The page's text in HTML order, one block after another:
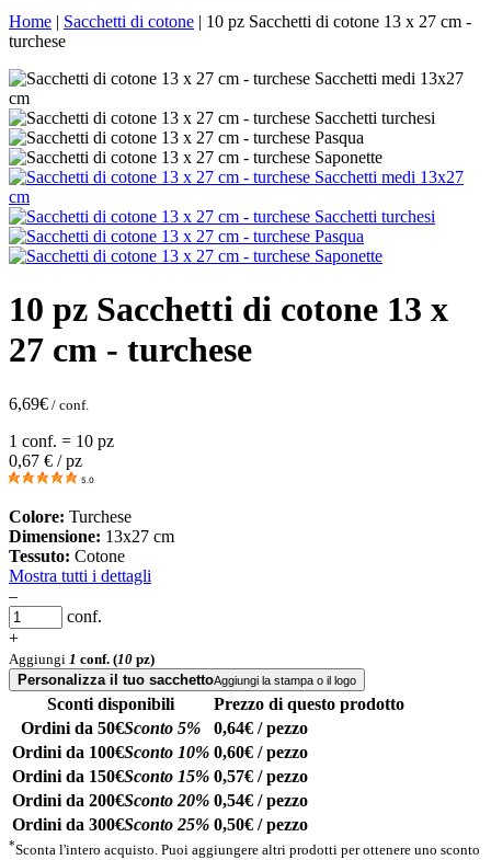
Home | Sacchetti di cotone | 10 pz Sacchetti di cotone 13 x 27 cm -
turchese
10 pz Sacchetti di cotone 13 x
27 cm - turchese
6,69€ / conf.
1 conf. = 10 pz
0,67 € / pz
5.0
Colore: Turchese
Dimensione: 13x27 cm
Tessuto: Cotone
Mostra tutti i dettagli
–
conf.
+
Aggiungi 1 conf. (10 pz)
Personalizza il tuo sacchettoAggiungi la stampa o il logo
Sconti disponibili
Prezzo di questo prodotto
Ordini da 50€Sconto 5%
0,64€ / pezzo
Ordini da 100€Sconto 10% 0,60€ / pezzo
Ordini da 150€Sconto 15% 0,57€ / pezzo
Ordini da 200€Sconto 20% 0,54€ / pezzo
Ordini da 300€Sconto 25% 0,50€ / pezzo
*Sconta l'intero acquisto. Puoi aggiungere altri prodotti per ottenere uno sconto